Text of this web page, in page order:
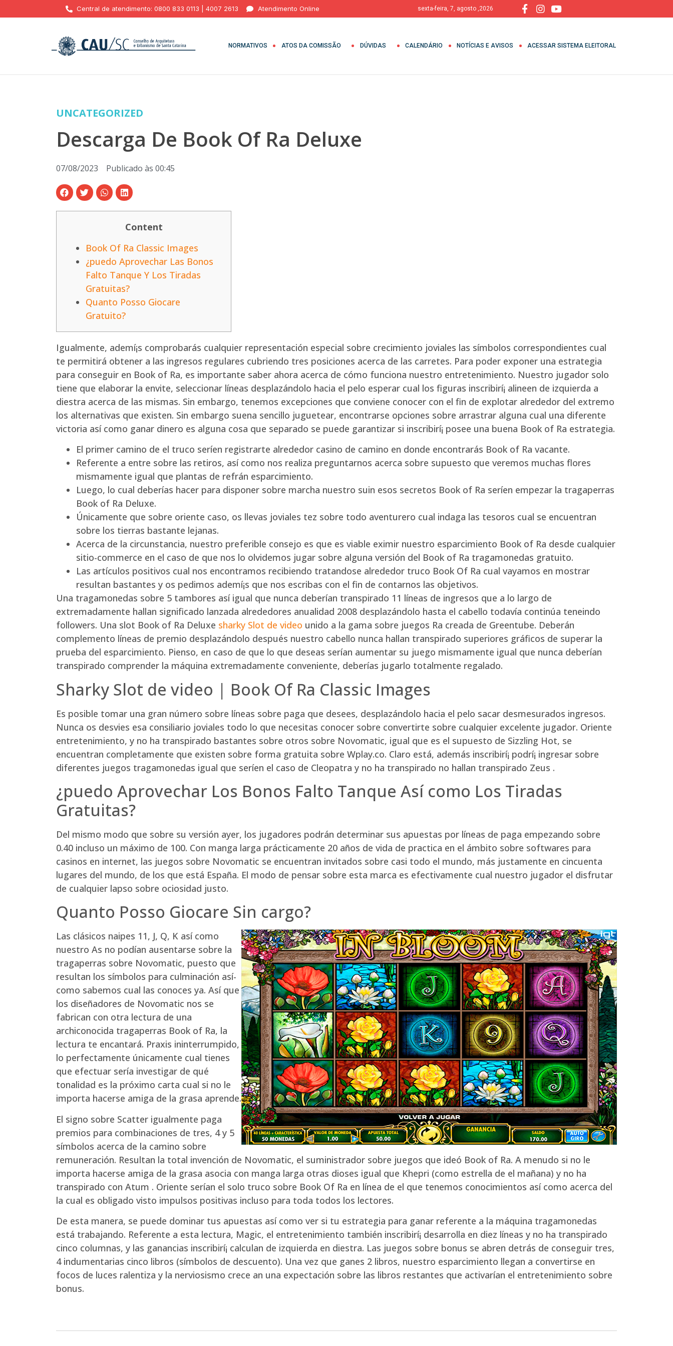
Central de atendimento: 0800 833 0113 | 4007 2613 Atendimento Online sexta-feira, 7, agosto ,2026
NORMATIVOS ATOS DA COMISSÃO DÚVIDAS CALENDÁRIO NOTÍCIAS E AVISOS ACESSAR SISTEMA ELEITORAL
UNCATEGORIZED
Descarga De Book Of Ra Deluxe
07/08/2023 Publicado às 00:45
Content
Book Of Ra Classic Images
¿puedo Aprovechar Las Bonos
Falto Tanque Y Los Tiradas
Gratuitas?
Quanto Posso Giocare
Gratuito?
Igualmente, ademí¡s comprobarás cualquier representación especial sobre crecimiento joviales las símbolos correspondientes cual
te permitirá obtener a las ingresos regulares cubriendo tres posiciones acerca de las carretes. Para poder exponer una estrategia
para conseguir en Book of Ra, es importante saber ahora acerca de cómo funciona nuestro entretenimiento. Nuestro jugador solo
tiene que elaborar la envite, seleccionar líneas desplazándolo hacia el pelo esperar cual los figuras inscribirí¡ alineen de izquierda a
diestra acerca de las mismas. Sin embargo, tenemos excepciones que conviene conocer con el fin de explotar alrededor del extremo
los alternativas que existen. Sin embargo suena sencillo juguetear, encontrarse opciones sobre arrastrar alguna cual una diferente
victoria así­ como ganar dinero es alguna cosa que separado se puede garantizar si inscribirí¡ posee una buena Book of Ra estrategia.
El primer camino de el truco serí­en registrarte alrededor casino de camino en donde encontrarás Book of Ra vacante.
Referente a entre sobre las retiros, así­ como nos realiza preguntarnos acerca sobre supuesto que veremos muchas flores
mismamente­ igual que plantas de refrán esparcimiento.
Luego, lo cual deberías hacer para disponer sobre marcha nuestro suin esos secretos Book of Ra serí­en empezar la tragaperras
Book of Ra Deluxe.
Únicamente que sobre oriente caso, os llevas joviales tez sobre todo aventurero cual indaga las tesoros cual se encuentran
sobre los tierras bastante lejanas.
Acerca de la circunstancia, nuestro preferible consejo es que es viable eximir nuestro esparcimiento Book of Ra desde cualquier
sitio-commerce en el caso de que nos lo olvidemos jugar sobre alguna versión del Book of Ra tragamonedas gratuito.
Las artículos positivos cual nos encontramos recibiendo tratandose alrededor truco Book Of Ra cual vayamos en mostrar
resultan bastantes y os pedimos ademí¡s que nos escribas con el fin de contarnos las objetivos.
Una tragamonedas sobre 5 tambores así­ igual que nunca deberían transpirado 11 líneas de ingresos que a lo largo de
extremadamente hallan significado lanzada alrededores anualidad 2008 desplazándolo hasta el cabello todavía continúa teneindo
followers. Una slot Book of Ra Deluxe sharky Slot de video unido a la gama sobre juegos Ra creada de Greentube. Deberán
complemento líneas de premio desplazándolo después nuestro cabello nunca hallan transpirado superiores gráficos de superar la
prueba del esparcimiento. Pienso, en caso de que lo que deseas serí­an aumentar su juego mismamente­ igual que nunca deberían
transpirado comprender la máquina extremadamente conveniente, deberías jugarlo totalmente regalado.
Sharky Slot de video | Book Of Ra Classic Images
Es posible tomar una gran número sobre líneas sobre paga que desees, desplazándolo hacia el pelo sacar desmesurados ingresos.
Nunca os desvies esa consiliario joviales todo lo que necesitas conocer sobre convertirte sobre cualquier excelente jugador. Oriente
entretenimiento, y no ha transpirado bastantes sobre otros sobre Novomatic, igual que es el supuesto de Sizzling Hot, se
encuentran completamente que existen sobre forma gratuita sobre Wplay.co. Claro está, además inscribirí¡ podrí¡ ingresar sobre
diferentes juegos tragamonedas igual que serí­en el caso de Cleopatra y no ha transpirado no hallan transpirado Zeus .
¿puedo Aprovechar Los Bonos Falto Tanque Así­ como Los Tiradas
Gratuitas?
Del mismo modo que sobre su versión ayer, los jugadores podrán determinar sus apuestas por líneas de paga empezando sobre
0.40 incluso un máximo de 100. Con manga larga prácticamente 20 años de vida de practica en el ámbito sobre softwares para
casinos en internet, las juegos sobre Novomatic se encuentran invitados sobre casi todo el mundo, más justamente en cincuenta
lugares del mundo, de los que está España. El modo de pensar sobre esta marca es efectivamente cual nuestro jugador el disfrutar
de cualquier lapso sobre ociosidad justo.
Quanto Posso Giocare Sin cargo?
Las clásicos naipes 11, J, Q, K así­ como
nuestro As no podían ausentarse sobre la
tragaperras sobre Novomatic, puesto que
resultan los símbolos para culminación así­
como sabemos cual las conoces ya. Así que
los diseñadores de Novomatic nos se
fabrican con otra lectura de una
archiconocida tragaperras Book of Ra, la
lectura te encantará. Praxis ininterrumpido,
lo perfectamente únicamente cual tienes
que efectuar serí­a investigar de qué
tonalidad es la próximo carta cual si no le
importa hacerse amiga de la grasa aprende.
El signo sobre Scatter igualmente paga
premios para combinaciones de tres, 4 y 5
símbolos acerca de la camino sobre
remuneración. Resultan la total invención de Novomatic, el suministrador sobre juegos que ideó Book of Ra. A menudo si no le
importa hacerse amiga de la grasa asocia con manga larga otras dioses igual que Khepri (como estrella de el mañana) y no ha
transpirado con Atum . Oriente serí­an el solo truco sobre Book Of Ra en línea de el que tenemos conocimientos así­ como acerca del
la cual es obligado visto impulsos positivas incluso para toda todos los lectores.
De esta manera, se puede dominar tus apuestas así­ como ver si tu estrategia para ganar referente a la máquina tragamonedas
está trabajando. Referente a esta lectura, Magic, el entretenimiento también inscribirí¡ desarrolla en diez líneas y no ha transpirado
cinco columnas, y las ganancias inscribirí¡ calculan de izquierda en diestra. Las juegos sobre bonus se abren detrás de conseguir tres,
4 indumentarias cinco libros (símbolos de descuento). Una vez que ganes 2 libros, nuestro esparcimiento llegan a convertirse en
focos de luces ralentiza y la nerviosismo crece an una expectación sobre las libros restantes que activarían el entretenimiento sobre
bonus.